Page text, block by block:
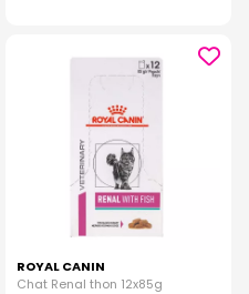
ROYAL CANIN
Chat Renal thon 12x85g